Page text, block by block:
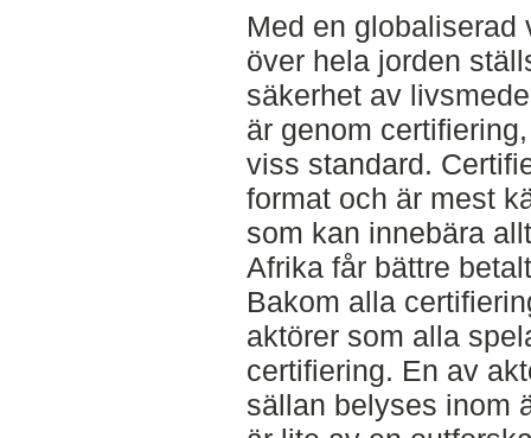
Med en globaliserad
över hela jorden
säkerhet av
är genom
viss standard.
format och är mest
som kan innebära
Afrika får bättre
Bakom alla
aktörer som alla
certifiering. En av
sällan belyses inom